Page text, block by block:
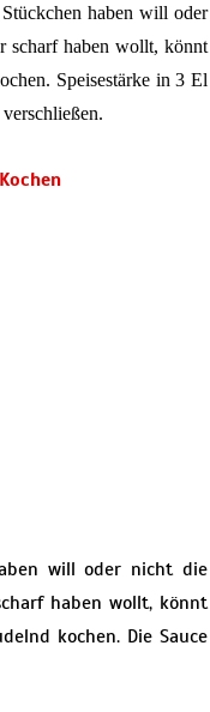
haben will oder
scharf haben wollt, könnt
Speisestärke in 3 El
will oder nicht die
haben wollt, könnt
kochen. Die Sauce